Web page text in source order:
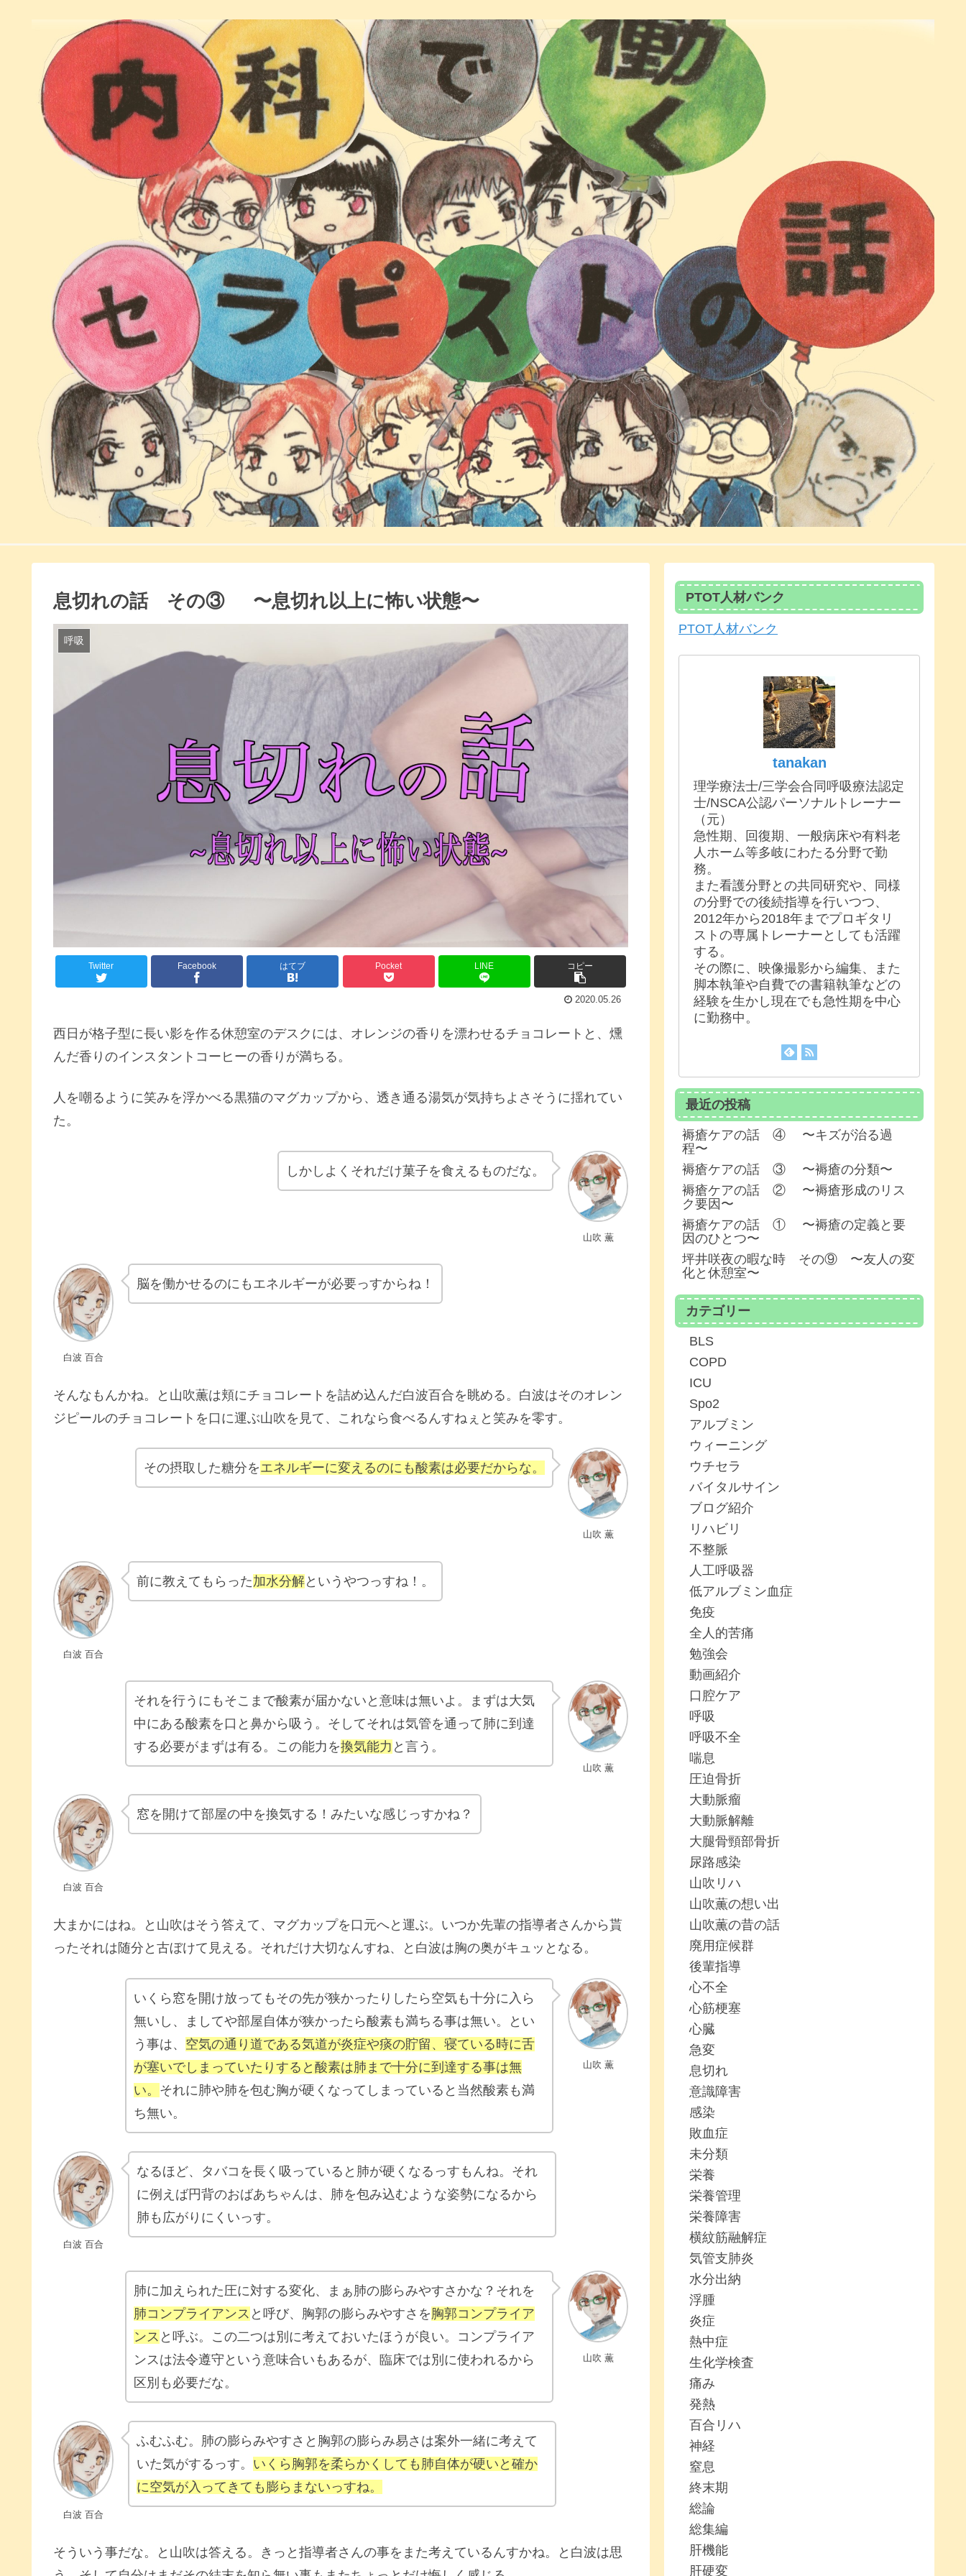
息切れの話 その③ 〜息切れ以上に怖い状態〜
呼吸
Twitter Facebook はてブ Pocket LINE コピー
2020.05.26
西日が格子型に長い影を作る休憩室のデスクには、オレンジの香りを漂わせるチョコレートと、燻
んだ香りのインスタントコーヒーの香りが満ちる。
人を嘲るように笑みを浮かべる黒猫のマグカップから、透き通る湯気が気持ちよさそうに揺れてい
た。
山吹 薫
しかしよくそれだけ菓子を食えるものだな。
白波 百合
脳を働かせるのにもエネルギーが必要っすからね！
そんなもんかね。と山吹薫は頬にチョコレートを詰め込んだ白波百合を眺める。白波はそのオレン
ジピールのチョコレートを口に運ぶ山吹を見て、これなら食べるんすねぇと笑みを零す。
山吹 薫
その摂取した糖分をエネルギーに変えるのにも酸素は必要だからな。
白波 百合
前に教えてもらった加水分解というやつっすね！。
山吹 薫
それを行うにもそこまで酸素が届かないと意味は無いよ。まずは大気
中にある酸素を口と鼻から吸う。そしてそれは気管を通って肺に到達
する必要がまずは有る。この能力を換気能力 と言う。
白波 百合
窓を開けて部屋の中を換気する！みたいな感じっすかね？
大まかにはね。と山吹はそう答えて、マグカップを口元へと運ぶ。いつか先輩の指導者さんから貰
ったそれは随分と古ぼけて見える。それだけ大切なんすね、と白波は胸の奥がキュッとなる。
山吹 薫
いくら窓を開け放ってもその先が狭かったりしたら空気も十分に入ら
無いし、ましてや部屋自体が狭かったら酸素も満ちる事は無い。とい
う事は、 空気の通り道である気道が炎症や痰の貯留、寝ている時に舌
が塞いでしまっていたりすると酸素は肺まで十分に到達する事は無
い。 それに肺や肺を包む胸が硬くなってしまっていると当然酸素も満
ち無い。
白波 百合
なるほど、タバコを長く吸っていると肺が硬くなるっすもんね。それ
に例えば円背のおばあちゃんは、肺を包み込むような姿勢になるから
肺も広がりにくいっす。
山吹 薫
肺に加えられた圧に対する変化、まぁ肺の膨らみやすさかな？それを
肺コンプライアンス と呼び、胸郭の膨らみやすさを胸郭コンプライア
ンス と呼ぶ。この二つは別に考えておいたほうが良い。コンプライア
ンスは法令遵守という意味合いもあるが、臨床では別に使われるから
区別も必要だな。
白波 百合
ふむふむ。肺の膨らみやすさと胸郭の膨らみ易さは案外一緒に考えて
いた気がするっす。 いくら胸郭を柔らかくしても肺自体が硬いと確か
に空気が入ってきても膨らまないっすね。
そういう事だな。と山吹は答える。きっと指導者さんの事をまた考えているんすかね。と白波は思
PTOT人材バンク
PTOT人材バンク
tanakan
理学療法士/三学会合同呼吸療法認定
士/NSCA公認パーソナルトレーナー
（元）
急性期、回復期、一般病床や有料老
人ホーム等多岐にわたる分野で勤
務。
また看護分野との共同研究や、同様
の分野での後続指導を行いつつ、
2012年から2018年までプロギタリ
ストの専属トレーナーとしても活躍
する。
その際に、映像撮影から編集、また
脚本執筆や自費での書籍執筆などの
経験を生かし現在でも急性期を中心
に勤務中。
最近の投稿
褥瘡ケアの話 ④ 〜キズが治る過
程〜
褥瘡ケアの話 ③ 〜褥瘡の分類〜
褥瘡ケアの話 ② 〜褥瘡形成のリス
ク要因〜
褥瘡ケアの話 ① 〜褥瘡の定義と要
因のひとつ〜
坪井咲夜の暇な時 その⑨ 〜友人の変
化と休憩室〜
カテゴリー
BLS
COPD
ICU
Spo2
アルブミン
ウィーニング
ウチセラ
バイタルサイン
ブログ紹介
リハビリ
不整脈
人工呼吸器
低アルブミン血症
免疫
全人的苦痛
勉強会
動画紹介
口腔ケア
呼吸
呼吸不全
喘息
圧迫骨折
大動脈瘤
大動脈解離
大腿骨頸部骨折
尿路感染
山吹リハ
山吹薫の想い出
山吹薫の昔の話
廃用症候群
後輩指導
心不全
心筋梗塞
心臓
急変
息切れ
意識障害
感染
敗血症
未分類
栄養
栄養管理
栄養障害
横紋筋融解症
気管支肺炎
水分出納
浮腫
炎症
熱中症
生化学検査
痛み
発熱
百合リハ
神経
窒息
終末期
総論
総集編
肝機能
肝硬変